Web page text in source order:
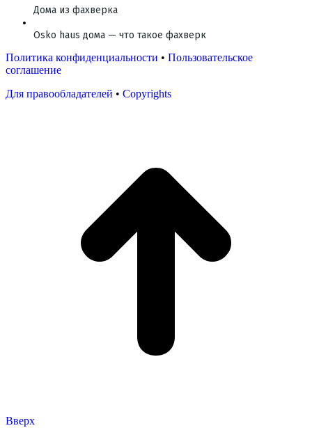
Дома из фахверка
Osko haus дома — что такое фахверк
Политика конфиденциальности • Пользовательское
соглашение
Для правообладателей • Copyrights
Вверх